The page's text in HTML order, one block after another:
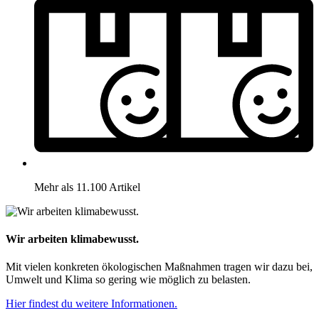
Mehr als 11.100 Artikel
Wir arbeiten klimabewusst.
Mit vielen konkreten ökologischen Maßnahmen tragen wir dazu bei,
Umwelt und Klima so gering wie möglich zu belasten.
Hier findest du weitere Informationen.